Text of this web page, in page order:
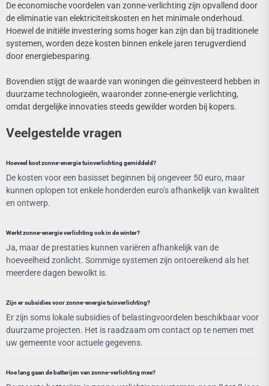
De economische voordelen van zonne-verlichting zijn opvallend door
de eliminatie van elektriciteitskosten en het minimale onderhoud.
Hoewel de initiële investering soms hoger kan zijn dan bij traditionele
systemen, worden deze kosten binnen enkele jaren terugverdiend
door energiebesparing.
Bovendien stijgt de waarde van woningen die geïnvesteerd hebben in
duurzame technologieën, waaronder zonne-energie verlichting,
omdat dergelijke innovaties steeds gewilder worden bij kopers.
Veelgestelde vragen
Hoeveel kost zonne-energie tuinverlichting gemiddeld?
De kosten voor een basisset beginnen bij ongeveer 50 euro, maar
kunnen oplopen tot enkele honderden euro’s afhankelijk van kwaliteit
en ontwerp.
Werkt zonne-energie verlichting ook in de winter?
Ja, maar de prestaties kunnen variëren afhankelijk van de
hoeveelheid zonlicht. Sommige systemen zijn ontoereikend als het
meerdere dagen bewolkt is.
Zijn er subsidies voor zonne-energie tuinverlichting?
Er zijn soms lokale subsidies of belastingvoordelen beschikbaar voor
duurzame projecten. Het is raadzaam om contact op te nemen met
uw gemeente voor actuele gegevens.
Hoe lang gaan de batterijen van zonne-verlichting mee?